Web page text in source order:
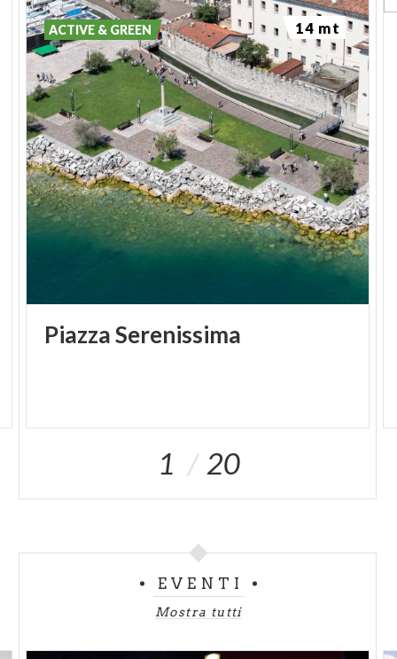
PiazzaSerenissima
ACTIVE & GREEN 14 mt
1 20
EVENTI
Mostra tutti